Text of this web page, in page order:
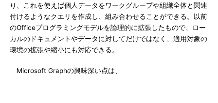
り、これを使えば個人データをワークグループや組織全体と関連
付けるようなクエリを作成し、組み合わせることができる。以前
のOfficeプログラミングモデルを論理的に拡張したもので、ロー
カルのドキュメントやデータに対してだけではなく、適用対象の
環境の拡張や縮小にも対応できる。
Microsoft Graphの興味深い点は、